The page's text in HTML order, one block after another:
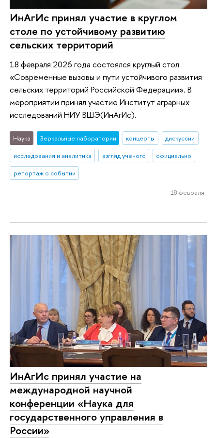
ИнАгИс принял участие в круглом
столе по устойчивому развитию
сельских территорий
18 февраля 2026 года состоялся круглый стол
«Современные вызовы и пути устойчивого развития
сельских территорий Российской Федерации». В
мероприятии принял участие Институт аграрных
исследований НИУ ВШЭ(ИнАгИс).
Наука Зеркальные лаборатории концерты
дискуссии
исследования и аналитика
взгляд ученого
официально
репортаж о событии
18 февраля
ИнАгИс принял участие на
международной научной
конференции «Наука для
государственного управления в
России»